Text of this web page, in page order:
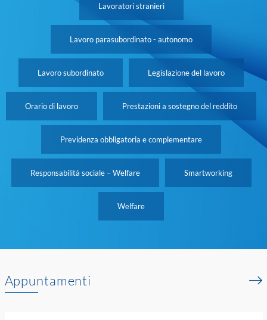
Lavoratori stranieri
Lavoro parasubordinato - autonomo
Lavoro subordinato Legislazione del lavoro
Orario di lavoro Prestazioni a sostegno del reddito
Previdenza obbligatoria e complementare
Responsabilità sociale – Welfare Smartworking
Welfare
Appuntamenti